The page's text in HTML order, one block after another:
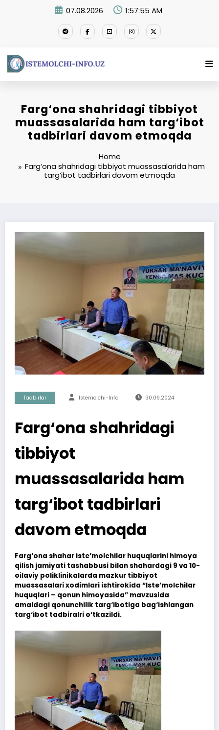
07.08.2026 1:57:56 AM
Farg‘ona shahridagi tibbiyot
muassasalarida ham targ‘ibot
tadbirlari davom etmoqda
Home
Farg‘ona shahridagi tibbiyot muassasalarida ham
targ‘ibot tadbirlari davom etmoqda
Tadbirlar Istemolchi-Info 30.09.2024
Farg‘ona shahridagi
tibbiyot
muassasalarida ham
targ‘ibot tadbirlari
davom etmoqda
Farg‘ona shahar iste’molchilar huquqlarini himoya
qilish jamiyati tashabbusi bilan shahardagi 9 va 10-
oilaviy poliklinikalarda mazkur tibbiyot
muassasalari xodimlari ishtirokida “Iste’molchilar
huquqlari – qonun himoyasida” mavzusida
amaldagi qonunchilik targ‘ibotiga bag‘ishlangan
targ‘ibot tadbiralri o‘tkazildi.